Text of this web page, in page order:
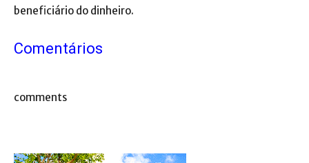
beneficiário do dinheiro.
Comentários
comments